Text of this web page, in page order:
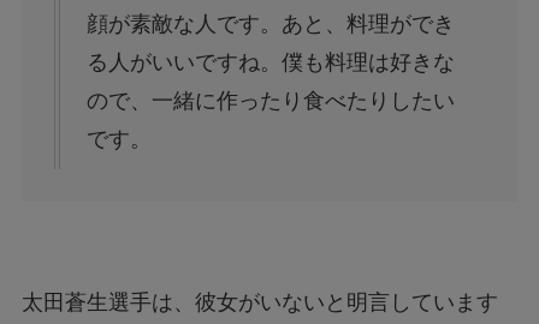
顔が素敵な人です。あと、料理ができ
る人がいいですね。僕も料理は好きな
ので、一緒に作ったり食べたりしたい
です。
太田蒼生選手は、彼女がいないと明言しています